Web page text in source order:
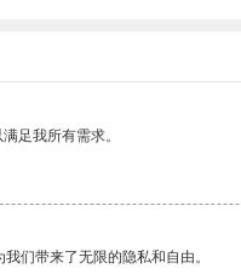
足我所有需求。
们带来了无限的隐私和自由。